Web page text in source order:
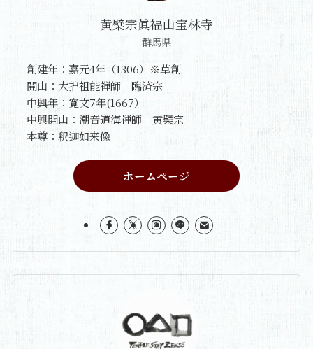
黄檗宗眞福山宝林寺
群馬県
創建年：嘉元4年（1306）※草創
開山：大拙祖能禅師｜臨済宗
中興年：寛文7年(1667）
中興開山：潮音道海禅師｜黄檗宗
本尊：釈迦如来像
ホームページ